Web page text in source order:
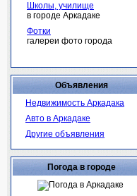
Школы, училище
в городе Аркадаке
Фотки
галереи фото города
Объявления
Недвижимость Аркадака
Авто в Аркадаке
Другие объявления
Погода в городе